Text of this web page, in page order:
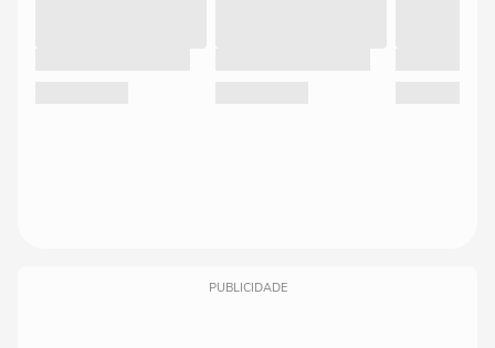
PUBLICIDADE